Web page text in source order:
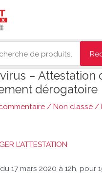
– Attestation
dérogatoire
/ Non classé /
L’ATTESTATION
17 mars 2020 à 12h, pour